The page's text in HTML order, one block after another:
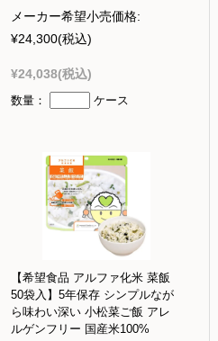
メーカー希望小売価格:
¥24,300(税込)
¥24,038(税込)
数量： ケース
【希望食品 アルファ化米 菜飯
50袋入】5年保存 シンプルなが
ら味わい深い 小松菜ご飯 アレ
ルゲンフリー 国産米100%